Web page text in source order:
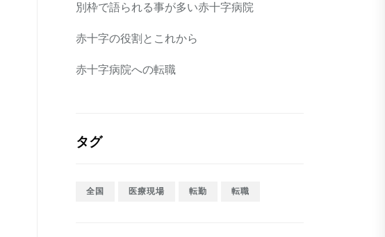
別枠で語られる事が多い赤十字病院
赤十字の役割とこれから
赤十字病院への転職
タグ
全国 医療現場 転勤 転職